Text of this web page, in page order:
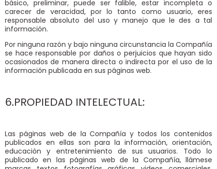
básico, preliminar, puede ser falible, estar incompleta o
carecer de veracidad, por lo tanto como usuario, eres
responsable absoluto del uso y manejo que le des a tal
información.
Por ninguna razón y bajo ninguna circunstancia la Compañía
se hace responsable por daños o perjuicios que hayan sido
ocasionados de manera directa o indirecta por el uso de la
información publicada en sus páginas web.
6.PROPIEDAD INTELECTUAL:
Las páginas web de la Compañía y todos los contenidos
publicados en ellas son para la información, orientación,
educación y entretenimiento de sus usuarios. Todo lo
publicado en las páginas web de la Compañía, llámese